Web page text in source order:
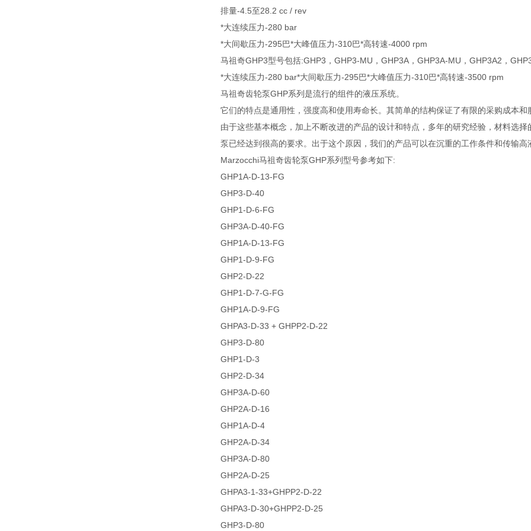
排量-4.5至28.2 cc / rev
*大连续压力-280 bar
*大间歇压力-295巴*大峰值压力-310巴*高转速-4000 rpm
马祖奇GHP3型号包括:GHP3，GHP3-MU，GHP3A，GHP3A-MU，GHP3A2，
*大连续压力-280 bar*大间歇压力-295巴*大峰值压力-310巴*高转速-3500 rpm
马祖奇齿轮泵GHP系列是流行的组件的液压系统。
它们的特点是通用性，强度高和使用寿命长。其简单的结构保证了有限的采购成本和
由于这些基本概念，加上不断改进的产品的设计和特点，多年的研究经验，材料选
泵已经达到很高的要求。出于这个原因，我们的产品可以在沉重的工作条件和传输高
Marzocchi马祖奇齿轮泵GHP系列型号参考如下:
GHP1A-D-13-FG
GHP3-D-40
GHP1-D-6-FG
GHP3A-D-40-FG
GHP1A-D-13-FG
GHP1-D-9-FG
GHP2-D-22
GHP1-D-7-G-FG
GHP1A-D-9-FG
GHPA3-D-33 + GHPP2-D-22
GHP3-D-80
GHP1-D-3
GHP2-D-34
GHP3A-D-60
GHP2A-D-16
GHP1A-D-4
GHP2A-D-34
GHP3A-D-80
GHP2A-D-25
GHPA3-1-33+GHPP2-D-22
GHPA3-D-30+GHPP2-D-25
GHP3-D-80